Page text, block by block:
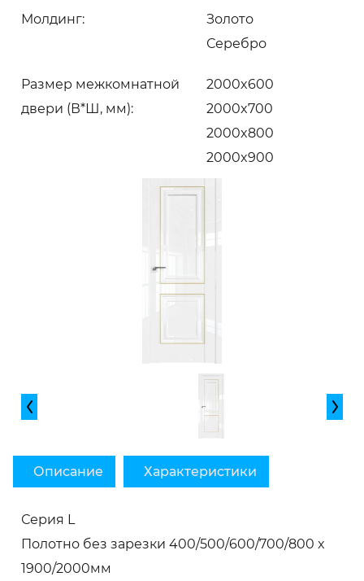
Молдинг:
Золото
Серебро
Размер межкомнатной
двери (В*Ш, мм):
2000x600
2000x700
2000x800
2000x900
Описание Характеристики
Серия L
Полотно без зарезки 400/500/600/700/800 x
1900/2000мм